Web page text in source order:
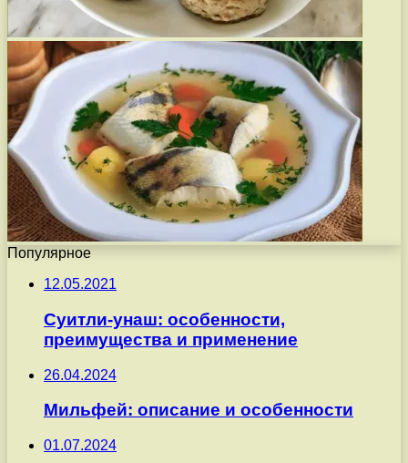
Популярное
12.05.2021
Суитли-унаш: особенности,
преимущества и применение
26.04.2024
Мильфей: описание и особенности
01.07.2024